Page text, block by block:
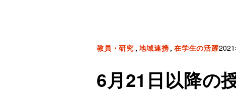
教員・研究 地域連携 在学生の活躍
6月21日以降の